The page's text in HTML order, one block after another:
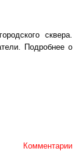
сквера.
Подробнее о
Комментарии